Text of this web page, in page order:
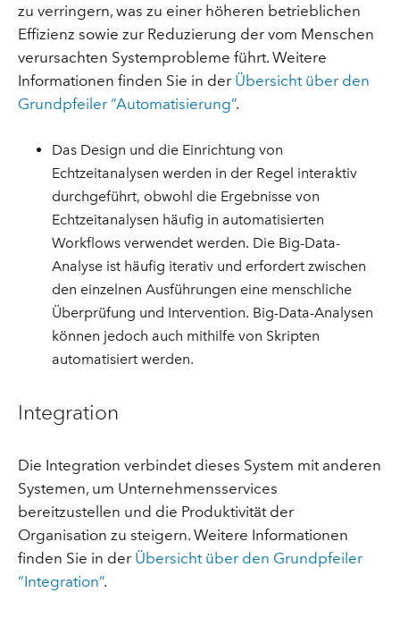
zu verringern, was zu einer höheren betrieblichen
Effizienz sowie zur Reduzierung der vom Menschen
verursachten Systemprobleme führt. Weitere
Informationen finden Sie in der Übersicht über den
Grundpfeiler “Automatisierung”.
Das Design und die Einrichtung von
Echtzeitanalysen werden in der Regel interaktiv
durchgeführt, obwohl die Ergebnisse von
Echtzeitanalysen häufig in automatisierten
Workflows verwendet werden. Die Big-Data-
Analyse ist häufig iterativ und erfordert zwischen
den einzelnen Ausführungen eine menschliche
Überprüfung und Intervention. Big-Data-Analysen
können jedoch auch mithilfe von Skripten
automatisiert werden.
Integration
Die Integration verbindet dieses System mit anderen
Systemen, um Unternehmensservices
bereitzustellen und die Produktivität der
Organisation zu steigern. Weitere Informationen
finden Sie in der Übersicht über den Grundpfeiler
“Integration”.